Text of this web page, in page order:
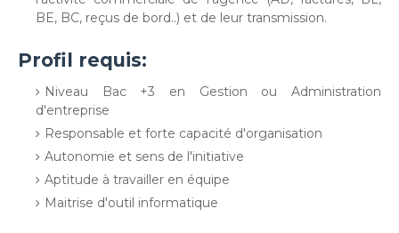
BE, BC, reçus de bord..) et de leur transmission.
Profil requis:
Niveau Bac +3 en Gestion ou Administration
d'entreprise
Responsable et forte capacité d'organisation
Autonomie et sens de l'initiative
Aptitude à travailler en équipe
Maitrise d'outil informatique